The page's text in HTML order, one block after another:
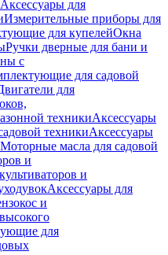
Аксессуары для
Измерительные приборы для
для купелейОкна
Ручки дверные для бани и
с
для садовой
для
техникиАксессуары
техникиАксессуары
Моторные масла для садовой
и
и
Аксессуары для
и
для